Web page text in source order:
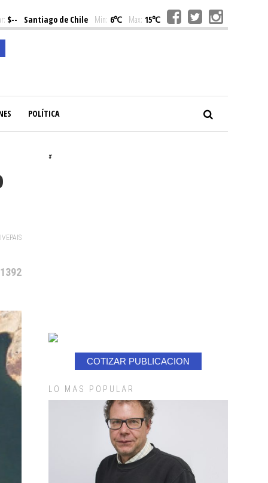
$-- Santiago de Chile Min: 6℃ Max: 15℃
POLÍTICA
#
COTIZAR PUBLICACION
LO MAS POPULAR